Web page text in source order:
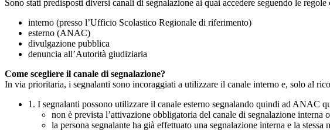
Sono stati predisposti diversi canali di segnalazione ai quai accedere seguendo le
interno (presso l’Ufficio Scolastico Regionale di riferimento)
esterno (ANAC)
divulgazione pubblica
denuncia all’Autorità giudiziaria
Come scegliere il canale di segnalazione?
In via prioritaria, i segnalanti sono incoraggiati a utilizzare il canale interno e, solo al
1. I segnalanti possono utilizzare il canale esterno segnalando quindi ad ANAC
non è prevista l’attivazione obbligatoria del canale di segnalazione
la persona segnalante ha già effettuato una segnalazione interna e la stessa